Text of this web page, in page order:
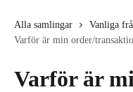
Alla samlingar
Vanliga
Varför är min order/
Varför är